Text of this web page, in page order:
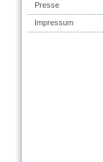
Presse
Impressum